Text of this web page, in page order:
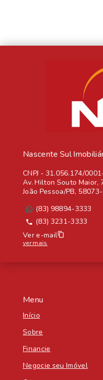
Menu
Início
Sobre
Financie
Negocie seu Imóvel
Nascente Sul
CNPJ - 31.056.174/
Av. Hilton Souto Maior,
João Pessoa/PB,
(83) 98894-3333
(83) 3231-3333
Ver e-mail
ver mais